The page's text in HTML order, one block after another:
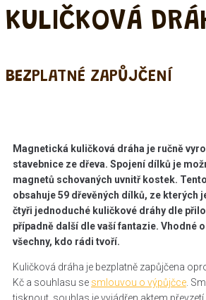
KULIČKOVÁ
BEZPLATNÉ ZAPŮJČENÍ
Magnetická kuličková dráha je ručně
stavebnice ze dřeva. Spojení dílků je
magnetů schovaných uvnitř kostek.
obsahuje 59 dřevěných dílků, ze kterých
čtyři jednoduché kuličkové dráhy dle
případně další dle vaší fantazie. Vhodné
všechny, kdo rádi tvoří.
Kuličková dráha je bezplatně zapůjčena
Kč a souhlasu se smlouvou o výpůjčce .